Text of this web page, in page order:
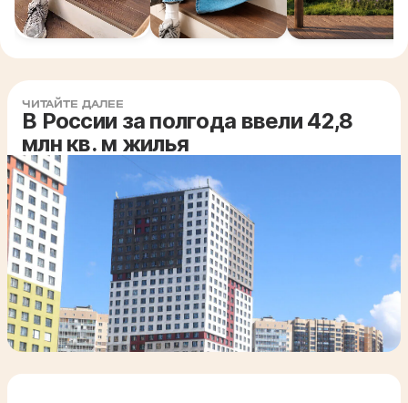
ЧИТАЙТЕ ДАЛЕЕ
В России за полгода ввели 42,8
млн кв. м жилья